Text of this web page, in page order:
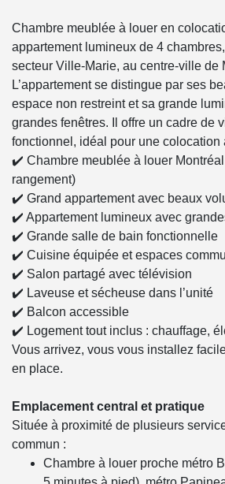
Chambre meublée à louer en
appartement lumineux de 4
secteur Ville-Marie, au centre-ville de
L’appartement se distingue par ses
espace non restreint et sa grande
grandes fenêtres. Il offre un cadre de
fonctionnel, idéal pour une colocation
✔️ Chambre meublée à louer
rangement)
✔️ Grand appartement avec beaux
✔️ Appartement lumineux avec
✔️ Grande salle de bain fonctionnelle
✔️ Cuisine équipée et espaces
✔️ Salon partagé avec télévision
✔️ Laveuse et sécheuse dans l’unité
✔️ Balcon accessible
✔️ Logement tout inclus : chauffage,
Vous arrivez, vous vous installez
en place.
Emplacement central et pratique
Située à proximité de plusieurs
commun :
Chambre à louer proche métro